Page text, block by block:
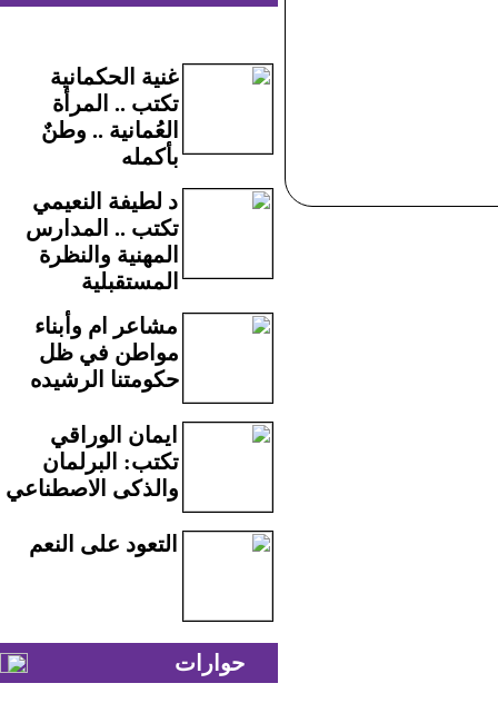
غنية الحكمانية
تكتب .. المرأة
العُمانية .. وطنٌ
بأكمله
د لطيفة النعيمي
تكتب .. المدارس
المهنية والنظرة
المستقبلية
مشاعر ام وأبناء
مواطن في ظل
حكومتنا الرشيده
ايمان الوراقي
تكتب: البرلمان
والذكى الاصطناعي
التعود على النعم
حوارات